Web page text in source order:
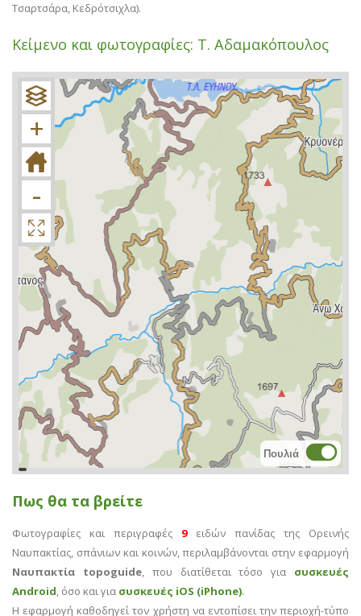
Τσαρτσάρα, Κεδρότσιχλα).
Κείμενο και φωτογραφίες: Τ. Αδαμακόπουλος
+
−
Πουλιά
+
-
Πως θα τα βρείτε
Φωτογραφίες και περιγραφές 9ειδών πανίδας της Ορεινής
Ναυπακτίας, σπάνιων και κοινών, περιλαμβάνονται στην εφαρμογή
Ναυπακτία topoguide, που διατίθεται τόσο για συσκευές
Android, όσο και για συσκευές iOS (iPhone).
Η εφαρμογή καθοδηγεί τον χρήστη να εντοπίσει την περιοχή-τύπο